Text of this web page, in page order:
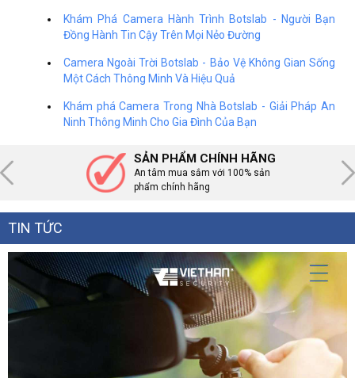
Khám Phá Camera Hành Trình Botslab - Người Bạn
Đồng Hành Tin Cậy Trên Mọi Nẻo Đường
Camera Ngoài Trời Botslab - Bảo Vệ Không Gian Sống
Một Cách Thông Minh Và Hiệu Quả
Khám phá Camera Trong Nhà Botslab - Giải Pháp An
Ninh Thông Minh Cho Gia Đình Của Bạn
SẢN PHẨM CHÍNH HÃNG
An tâm mua sắm với 100% sản
phẩm chính hãng
TIN TỨC